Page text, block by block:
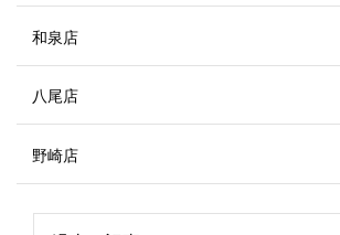
和泉店
八尾店
野崎店